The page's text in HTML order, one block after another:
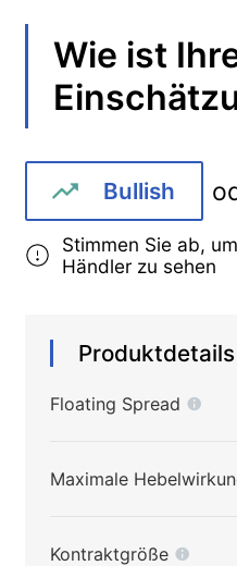
PolskiWie ist
Bullish
Stimmen Sie ab,
Händler zu sehen
Produktdetails
Floating Spread
Maximale
Kontraktgröße